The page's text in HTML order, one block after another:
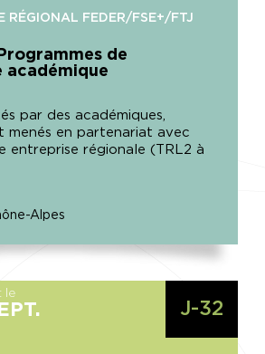
RÉGIONAL FEDER/FSE+/FTJ
de
académique
par des académiques,
menés en partenariat avec
entreprise régionale (TRL2 à
Alpes
le
J-32